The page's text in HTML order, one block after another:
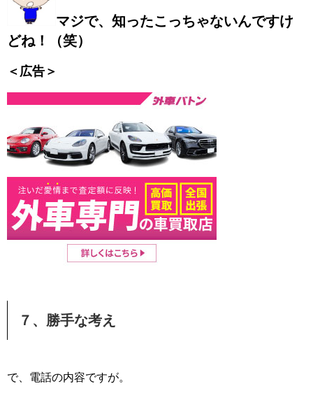
マジで、知ったこっちゃないんですけ
どね！（笑）
＜広告＞
７、勝手な考え
で、電話の内容ですが。